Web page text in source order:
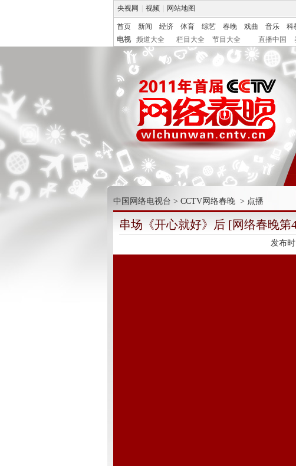
央视网 视频 网站地图
首页 新闻 经济 体育 综艺 春晚 戏曲 音乐 科
电视
频道大全 栏目大全 节目大全 直播中国
中国网络电视台 > CCTV网络春晚 > 点播
串场《开心就好》后 [网络春晚第
发布时